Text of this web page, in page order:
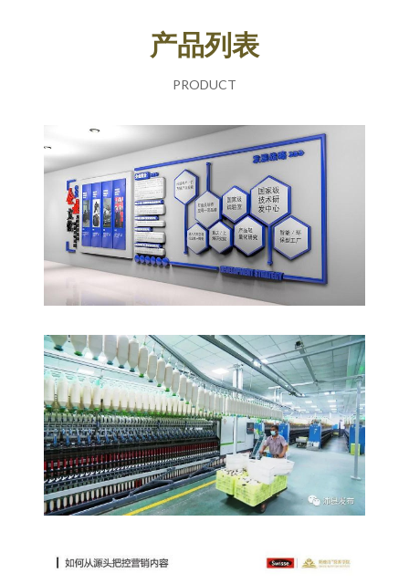
产品列表
PRODUCT